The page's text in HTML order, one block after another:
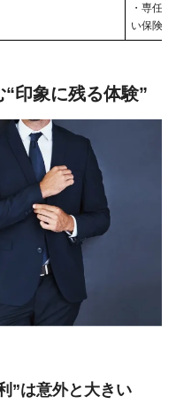
・専任
い保険
印象に残る体験”
”は意外と大きい